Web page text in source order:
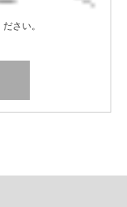
さい。